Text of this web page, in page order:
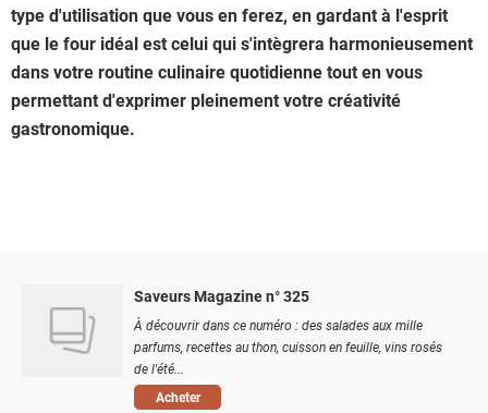
type d'utilisation que vous en ferez, en gardant à l'esprit
que le four idéal est celui qui s'intègrera harmonieusement
dans votre routine culinaire quotidienne tout en vous
permettant d'exprimer pleinement votre créativité
gastronomique.
Saveurs Magazine n° 325
À découvrir dans ce numéro : des salades aux mille
parfums, recettes au thon, cuisson en feuille, vins rosés
de l'été...
Acheter